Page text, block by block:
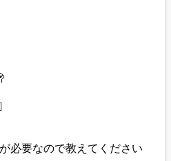
必要なので教えてください